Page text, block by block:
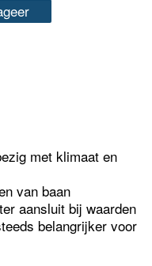
met klimaat en
van baan
aansluit bij waarden
belangrijker voor